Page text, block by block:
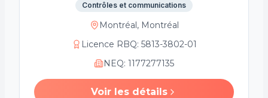
Contrôles et communications
Montréal, Montréal
Licence RBQ: 5813-3802-01
NEQ: 1177277135
Voir les détails